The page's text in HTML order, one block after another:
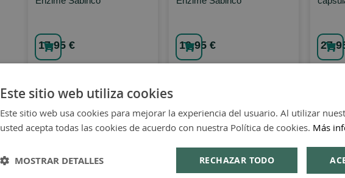
17,95 € 19,95 €
Este sitio web utiliza cookies
Este sitio web usa cookies para mejorar la experiencia del usuario. Al utilizar
usted acepta todas las cookies de acuerdo con nuestra Política de cookies. Más
RECHAZAR TODO
MOSTRAR DETALLES